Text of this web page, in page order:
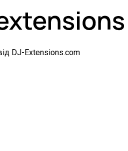
DJ-Extensions.com